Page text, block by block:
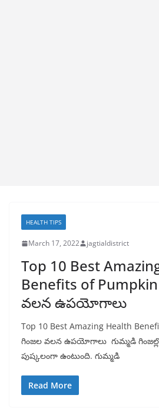
HEALTH TIPS
March 17, 2022 jagtialdistrict
Top 10 Best
Benefits of
వలన ఉపయోగాలు
Top 10 Best Amazing Health
గింజల వలన ఉపయోగాలు గుమ్మడి
పుష్కలంగా ఉంటుంది. గుమ్మడి
Read More